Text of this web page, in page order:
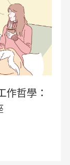
哲學：